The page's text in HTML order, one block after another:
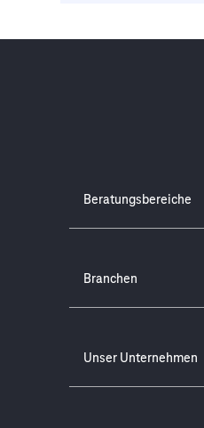
Beratungsbereiche
Branchen
Unser Unternehmen